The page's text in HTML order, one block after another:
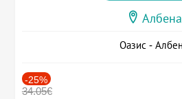
Албена
Оазис -
-25%
34.05€